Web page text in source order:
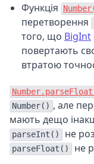
Функція
перетворення
того, що BigInt
повертають
втратою
Number() , але
мають дещо
parseInt() не
parseFloat() не